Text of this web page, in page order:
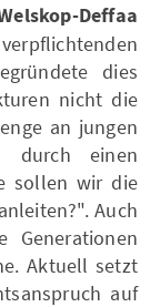
Deffaa
dies
nicht die
an jungen
durch einen
sollen wir die
Auch
Aktuell setzt
auf